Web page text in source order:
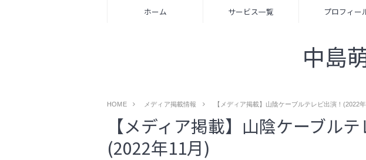
ホーム サービス一覧 プロフィー
中島
HOME メディア掲載情報 【メディア掲載】山陰ケーブルテレビ出演！(2022
【メディア掲載】山陰ケーブルテ
(2022年11月)